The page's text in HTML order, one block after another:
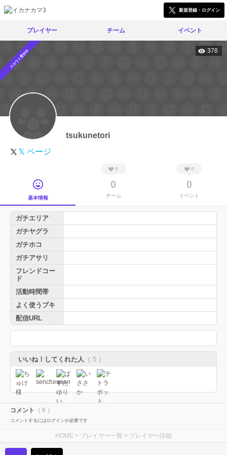
新規登録・ログイン
プレイヤー チーム イベント
スカウト受付中 378
tsukunetori
𝕏 ページ
基本情報
0
0
チーム
0
0
イベント
ガチエリア
ガチヤグラ
ガチホコ
ガチアサリ
フレンドコー
ド
活動時間帯
よく使うブキ
配信URL
いいね！してくれた人 （ 5 ）
コメント （ 0 ）
コメントするにはログインが必要です
HOME > プレイヤー一覧 > プレイヤー詳細